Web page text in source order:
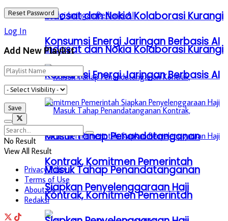
Indosat dan Nokia Kolaborasi Kurangi
Konsumsi Energi Jaringan Berbasis AI
Masuk Tahap Penandatanganan
Kontrak, Komitmen Pemerintah
Siapkan Penyelenggaraan Haji
Indosat dan Nokia Kolaborasi Kurangi
Konsumsi Energi Jaringan Berbasis AI
Masuk Tahap Penandatanganan
Kontrak, Komitmen Pemerintah
Log In
Add New Playlist
No Result
View All Result
Privacy Policy
Terms of Use
About Us
Redaksi